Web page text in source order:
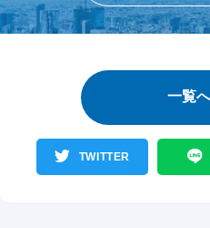
一覧
一覧
TWITTER